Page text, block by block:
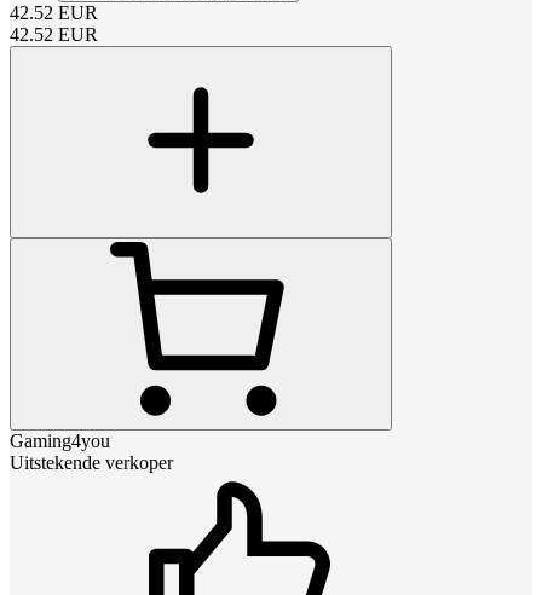
42.52 EUR
42.52 EUR
Gaming4you
Uitstekende verkoper